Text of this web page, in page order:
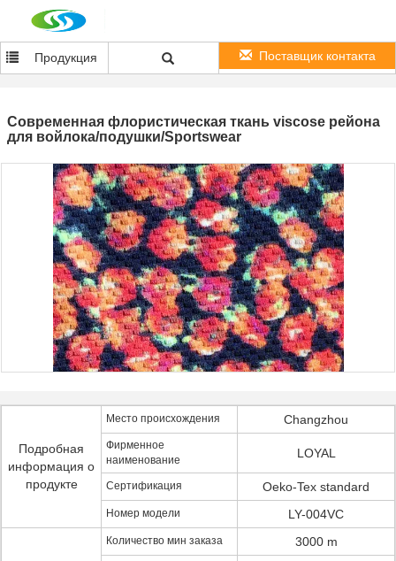
Продукция Поставщик контакта
Современная флористическая ткань viscose рейона
для войлока/подушки/Sportswear
Подробная
информация о
продукте
Место происхождения Changzhou
Фирменное
наименование
LOYAL
Сертификация Oeko-Tex standard
Номер модели LY-004VC
Количество мин заказа 3000 m